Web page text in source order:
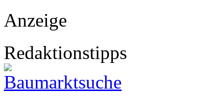
Anzeige
Redaktionstipps